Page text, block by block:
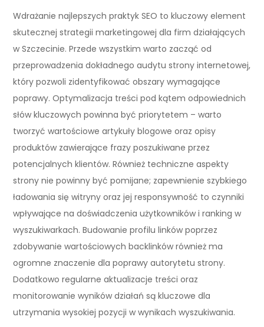
Wdrażanie najlepszych praktyk SEO to kluczowy element
skutecznej strategii marketingowej dla firm działających
w Szczecinie. Przede wszystkim warto zacząć od
przeprowadzenia dokładnego audytu strony internetowej,
który pozwoli zidentyfikować obszary wymagające
poprawy. Optymalizacja treści pod kątem odpowiednich
słów kluczowych powinna być priorytetem – warto
tworzyć wartościowe artykuły blogowe oraz opisy
produktów zawierające frazy poszukiwane przez
potencjalnych klientów. Również techniczne aspekty
strony nie powinny być pomijane; zapewnienie szybkiego
ładowania się witryny oraz jej responsywność to czynniki
wpływające na doświadczenia użytkowników i ranking w
wyszukiwarkach. Budowanie profilu linków poprzez
zdobywanie wartościowych backlinków również ma
ogromne znaczenie dla poprawy autorytetu strony.
Dodatkowo regularne aktualizacje treści oraz
monitorowanie wyników działań są kluczowe dla
utrzymania wysokiej pozycji w wynikach wyszukiwania.